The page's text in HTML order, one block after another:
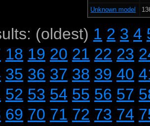
Unknown model
(oldest) 1 2 3 4
18 19 20 21 22 23
35 36 37 38 39 40
52 53 54 55 56 57
69 70 71 72 73 74